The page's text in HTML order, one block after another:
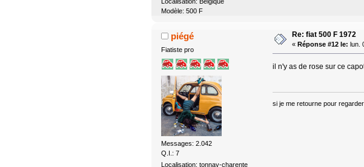
Modèle: 500 F
piégé
Fiatiste pro
Messages: 2.042
Q.I.: 7
Localisation: tonnay-charente
Re: fiat 500 F 1972
« Réponse #12 le: lun.
il n'y as de rose sur ce
si je me retourne pour